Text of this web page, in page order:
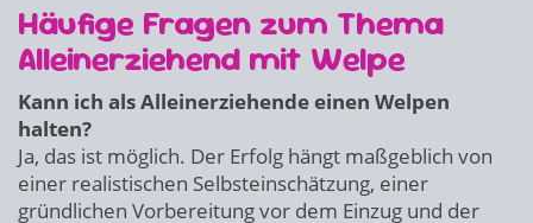
Häufige Fragen zum Thema
Alleinerziehend mit Welpe
Kann ich als Alleinerziehende einen Welpen
halten?
Ja, das ist möglich. Der Erfolg hängt maßgeblich von
einer realistischen Selbsteinschätzung, einer
gründlichen Vorbereitung vor dem Einzug und der